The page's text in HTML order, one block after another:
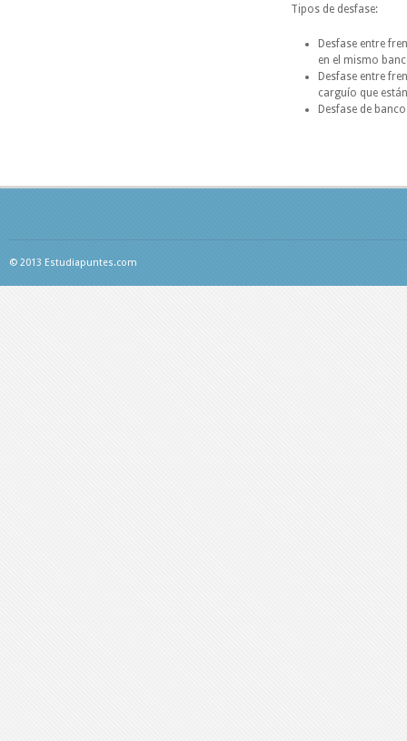
Tipos de desfase:
Desfase entre
en el mismo
Desfase entre
carguío que
Desfase de
© 2013 Estudiapuntes.com